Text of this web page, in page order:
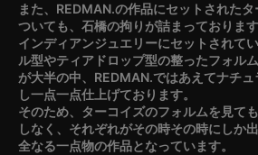
また、REDMAN.の作品にセットされた
ついても、石橋の拘りが詰まっております
インディアンジュエリーにセットされて
ル型やティアドロップ型の整ったフォル
が大半の中、REDMAN.ではあえてナチ
し一点一点仕上げております。
そのため、ターコイズのフォルムを見て
しなく、それぞれがその時その時にしか
全なる一点物の作品となっています。